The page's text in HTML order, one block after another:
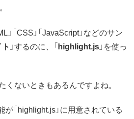
」「CSS」「JavaScript」などのサン
」するのに、「 highlight.js 」を使っ
くないときもあるんですよね。
が「highlight.js」に用意されている